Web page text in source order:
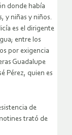
donde había
y niñas y niños.
es el dirigente
entre los
por exigencia
Guadalupe
Pérez, quien es
de
trató de